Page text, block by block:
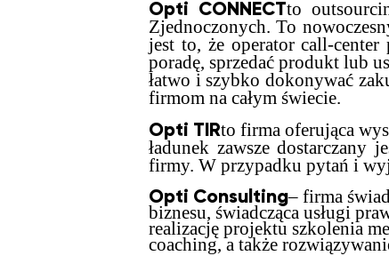
Opti CONNECTto
Zjednoczonych. To
jest to, że operator call-
poradę, sprzedać produkt lub
łatwo i szybko dokonywać
firmom na całym świecie.
Opti TIRto firma oferująca
ładunek zawsze
firmy. W przypadku pytań i
Opti Consulting– firma
biznesu, świadcząca usługi
realizację projektu szkolenia
coaching, a także